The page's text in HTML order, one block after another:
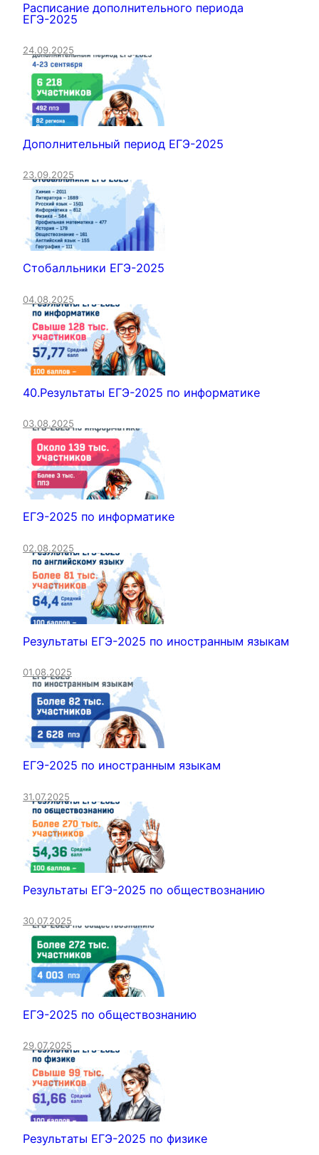
Расписание дополнительного периода
ЕГЭ-2025
24.09.2025
Дополнительный период ЕГЭ-2025
23.09.2025
Стобалльники ЕГЭ-2025
04.08.2025
40.Результаты ЕГЭ-2025 по информатике
03.08.2025
ЕГЭ-2025 по информатике
02.08.2025
Результаты ЕГЭ-2025 по иностранным языкам
01.08.2025
ЕГЭ-2025 по иностранным языкам
31.07.2025
Результаты ЕГЭ-2025 по обществознанию
30.07.2025
ЕГЭ-2025 по обществознанию
29.07.2025
Результаты ЕГЭ-2025 по физике